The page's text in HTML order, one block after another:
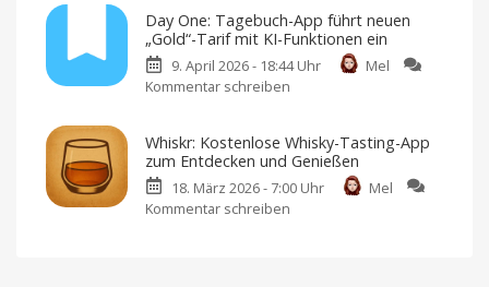
Wetter
und
an
Wetter,
kreieren
nach
dreiwöchiger
Abwesenheit
wieder
Store
verfügbar
Hintergründe
weiter
Day One: Tagebuch-App führt neuen
„Gold“-Tarif mit KI-Funktionen ein
9. April 2026 - 18:44 Uhr
Mel
Kommentar schreiben
Tagebuch-
App
führt
Whiskr: Kostenlose Whisky-Tasting-App
zum Entdecken und Genießen
18. März 2026 - 7:00 Uhr
Mel
Kommentar schreiben